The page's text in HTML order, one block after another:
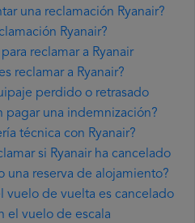
una reclamación Ryanair?
Ryanair?
reclamar a Ryanair
reclamar a Ryanair?
perdido o retrasado
pagar una indemnización?
técnica con Ryanair?
si Ryanair ha cancelado
una reserva de alojamiento?
vuelo de vuelta es cancelado
el vuelo de escala